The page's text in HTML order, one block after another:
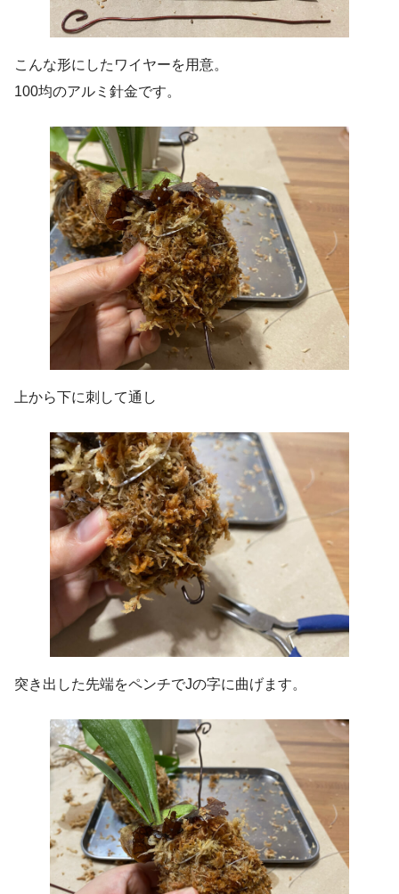
こんな形にしたワイヤーを用意。
100均のアルミ針金です。
上から下に刺して通し
突き出した先端をペンチでJの字に曲げます。